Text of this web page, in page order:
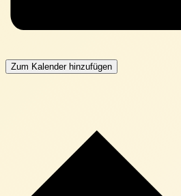
Zum Kalender hinzufügen